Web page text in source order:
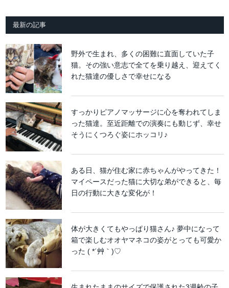
最新の記事
野外で生まれ、多くの困難に直面していた子
猫。その強い意志で全てを乗り越え、迎えてく
れた猫達の優しさで幸せになる
すっかりピアノマッサージに心を奪われてしま
った猫達。至近距離での演奏にも動じず、幸せ
そうにくつろぐ姿にホッコリ♪
ある日、猫が住む家に赤ちゃんがやってきた！
マイペースだった猫に大切な弟ができると、毎
日の行動に大きな変化が！
体が大きくてもやっぱり猫さん♪ 夢中になって
箱で楽しむオオヤマネコの姿がとっても可愛か
った ( *´艸｀)♡